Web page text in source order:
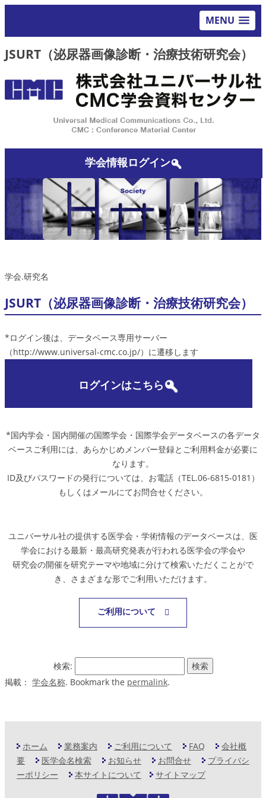
MENU
JSURT（泌尿器画像診断・治療技術研究会）
学会情報ログイン
学会.研究名
JSURT（泌尿器画像診断・治療技術研究会）
*ログイン後は、データベース専用サーバー
（http://www.universal-cmc.co.jp/）に遷移します
ログインはこちら
*国内学会・国内開催の国際学会・国際学会データベースの各データ
ベースご利用には、あらかじめメンバー登録とご利用料金が必要に
なります。
ID及びパスワードの発行については、お電話（TEL.06-6815-0181）
もしくはメールにてお問合せください。
ユニバーサル社の提供する医学会・学術情報のデータベースは、医
学会における最新・最高研究発表が行われる医学会の学会や
研究会の開催を研究テーマや地域に分けて検索いただくことがで
き、さまざまな形でご利用いただけます。
ご利用について
検索:
掲載： 学会名称. Bookmark the permalink.
ホーム 業務案内 ご利用について FAQ
会社概
要
医学会名検索 お知らせ お問合せ
プライバシ
ーポリシー
本サイトについて サイトマップ